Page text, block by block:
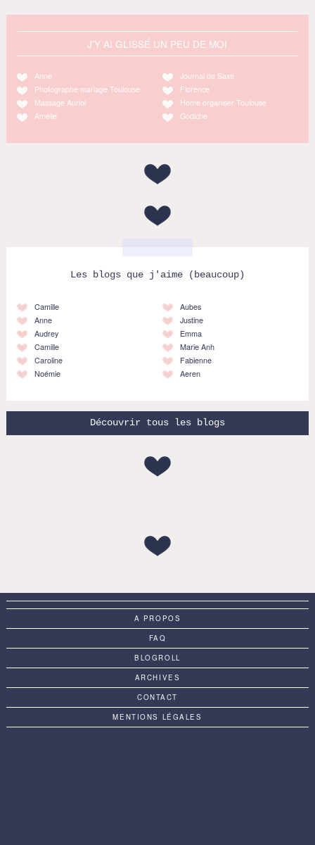
J'Y AI GLISSÉ UN PEU DE MOI
Anne
Photographe mariage Toulouse
Massage Auriol
Amélie
Journal de Saxe
Florence
Home organiser Toulouse
Godiche
Les blogs que j'aime (beaucoup)
Camille
Anne
Audrey
Camille
Caroline
Noémie
Aubes
Justine
Emma
Marie Anh
Fabienne
Aeren
Découvrir tous les blogs
A PROPOS
FAQ
BLOGROLL
ARCHIVES
CONTACT
MENTIONS LÉGALES